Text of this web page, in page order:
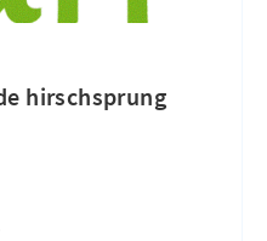
hirschsprung